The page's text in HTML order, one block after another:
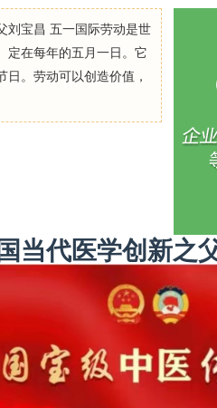
刘宝昌 五一国际劳动是世
定在每年的五月一日。它
。劳动可以创造价值，
当代医学创新之